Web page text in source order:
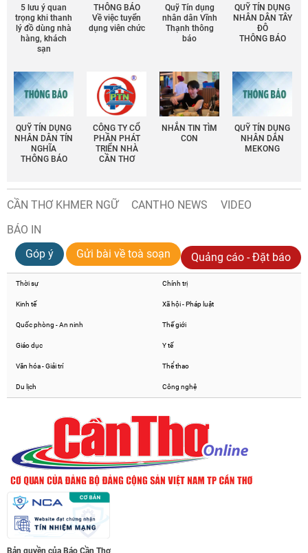
5 lưu ý quan
trọng khi thanh
lý đồ dùng nhà
hàng, khách
sạn
THÔNG BÁO
Về việc tuyển
dụng viên chức
Quỹ Tín dụng
nhân dân Vĩnh
Thạnh thông
báo
QUỸ TÍN DỤNG
NHÂN DÂN TÂY
ĐÔ
THÔNG BÁO
QUỸ TÍN DỤNG
NHÂN DÂN TÍN
NGHĨA
THÔNG BÁO
CÔNG TY CỔ
PHẦN PHÁT
TRIỂN NHÀ
CẦN THƠ
NHẮN TIN TÌM
CON
QUỸ TÍN DỤNG
NHÂN DÂN
MEKONG
CẦN THƠ KHMER NGỮ CANTHO NEWS
VIDEO
BÁO IN
Góp ý
Gửi bài về toà soạn Quảng cáo - Đặt báo
Thời sự Chính trị
Kinh tế Xã hội - Pháp luật
Quốc phòng - An ninh Thế giới
Giáo dục Y tế
Văn hóa - Giải trí Thể thao
Du lịch Công nghệ
Bản quyền của Báo Cần Thơ